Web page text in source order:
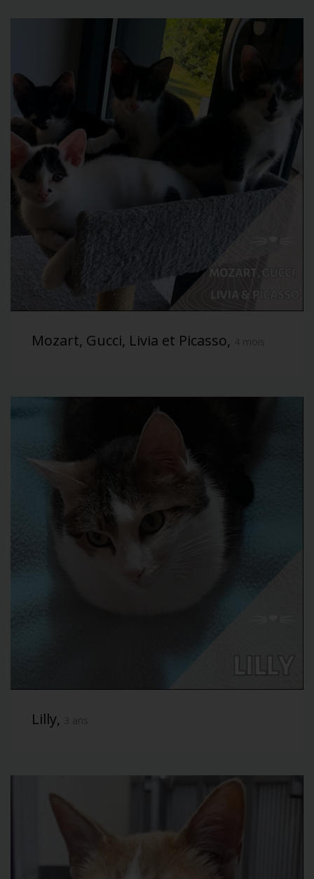
Mozart, Gucci, Livia et Picasso, 4 mois
Lilly, 3 ans